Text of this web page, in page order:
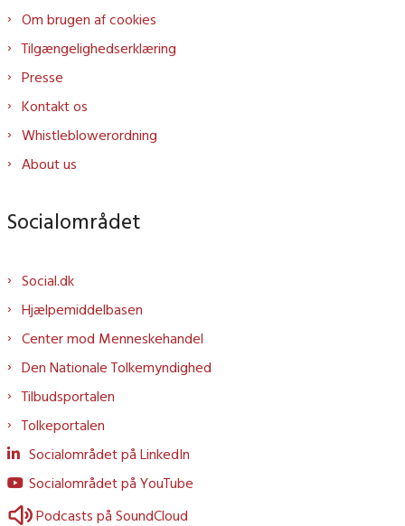
Om brugen af cookies
Tilgængelighedserklæring
Presse
Kontakt os
Whistleblowerordning
About us
Socialområdet
Social.dk
Hjælpemiddelbasen
Center mod Menneskehandel
Den Nationale Tolkemyndighed
Tilbudsportalen
Tolkeportalen
Socialområdet på LinkedIn
Socialområdet på YouTube
Podcasts på SoundCloud